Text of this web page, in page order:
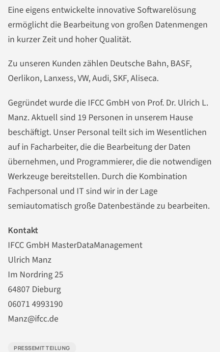
Eine eigens entwickelte innovative Softwarelösung
ermöglicht die Bearbeitung von großen Datenmengen
in kurzer Zeit und hoher Qualität.
Zu unseren Kunden zählen Deutsche Bahn, BASF,
Oerlikon, Lanxess, VW, Audi, SKF, Aliseca.
Gegründet wurde die IFCC GmbH von Prof. Dr. Ulrich L.
Manz. Aktuell sind 19 Personen in unserem Hause
beschäftigt. Unser Personal teilt sich im Wesentlichen
auf in Facharbeiter, die die Bearbeitung der Daten
übernehmen, und Programmierer, die die notwendigen
Werkzeuge bereitstellen. Durch die Kombination
Fachpersonal und IT sind wir in der Lage
semiautomatisch große Datenbestände zu bearbeiten.
Kontakt
IFCC GmbH MasterDataManagement
Ulrich Manz
Im Nordring 25
64807 Dieburg
06071 4993190
Manz@ifcc.de
PRESSEMITTEILUNG